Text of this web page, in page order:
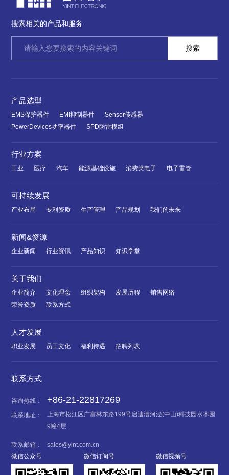
搜索相关的产品和服务
产品选型
EMS保护器件 EMI抑制器件
Sensor传感器
PowerDevices功率器件
SPD防雷模组
行业方案
工业 医疗 汽车 能源基础设施 消费类电子 电子雷管
可持续发展
产业布局 专利资质 生产管理 产品规划 我们的未来
新闻&资源
企业新闻 行业资讯 产品知识 知识学堂
关于我们
企业简介 文化理念 组织架构 发展历程
销售网络
荣誉资质
联系方式
人才发展
职业发展 员工文化 福利待遇 招聘列表
联系方式
咨询热线： +86-21-22817269
联系地址：
上海市松江区广富林东路199号启迪漕河泾(中山)科技园水木园
9幢4层
联系邮箱：
sales@yint.com.cn
微信公众号
微信订阅号 微信视频号